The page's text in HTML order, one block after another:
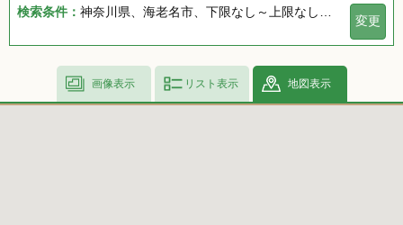
検索条件： 神奈川県、海老名市、下限なし～上限なし、指定しない、指定なし、指定しない、下限なし～上限なし、指定なし
変更
画像表示 リスト表示 地図表示
ログイン 会員登録